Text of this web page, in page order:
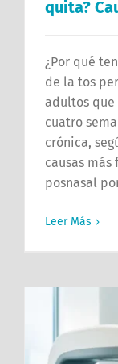
quita?
¿Por qué
de la tos
adultos que
cuatro
crónica,
causas
posnasal
Leer Más